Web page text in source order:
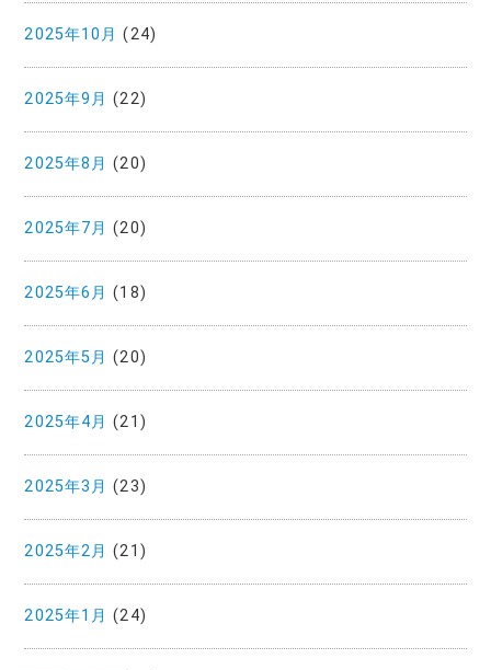
2025年10月 (24)
2025年9月 (22)
2025年8月 (20)
2025年7月 (20)
2025年6月 (18)
2025年5月 (20)
2025年4月 (21)
2025年3月 (23)
2025年2月 (21)
2025年1月 (24)